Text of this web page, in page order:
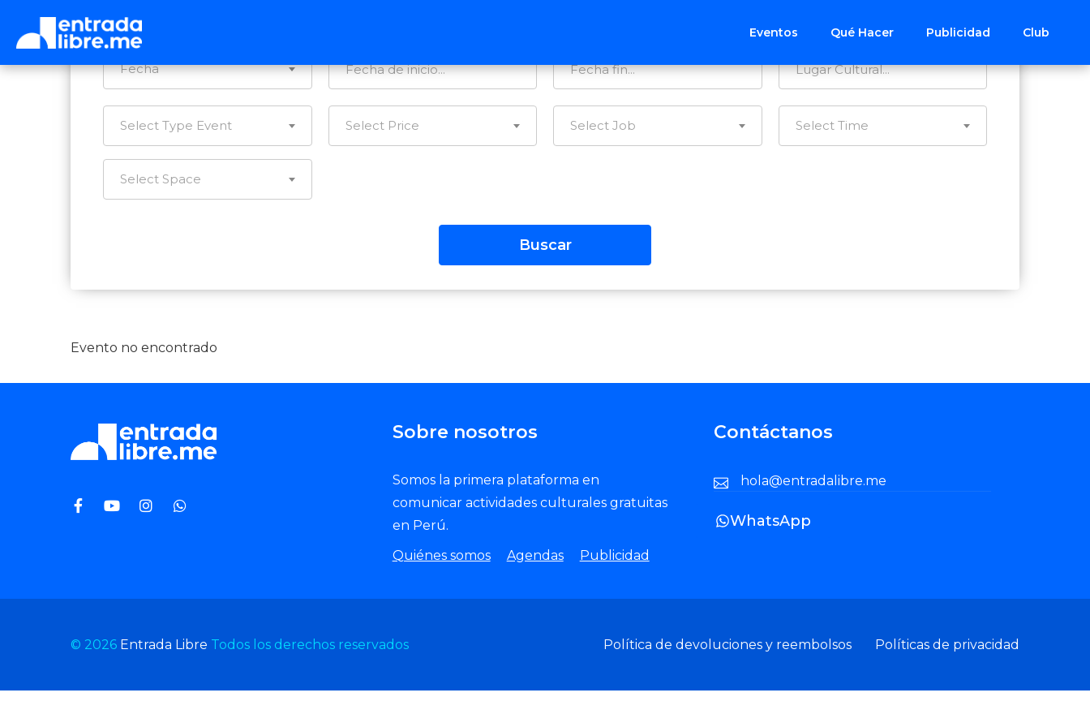
Eventos Qué Hacer Publicidad Club
Fecha
Select Type Event Select Price Select Job Select Time
Select Space
Evento no encontrado
Sobre nosotros
Somos la primera plataforma en
comunicar actividades culturales gratuitas
en Perú.
Quiénes somos
Agendas Publicidad
Contáctanos
hola@entradalibre.me
WhatsApp
© 2026 Entrada Libre Todos los derechos reservados Política de devoluciones y reembolsos Políticas de privacidad